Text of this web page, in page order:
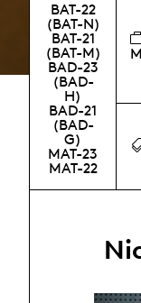
BAT-22
(BAT-N)
BAT-21
(BAT-M)
BAD-23
(BAD-
H)
BAD-21
(BAD-
G)
MAT-23
MAT-22